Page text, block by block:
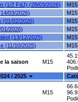
(1/2 FdJ) (28/03/2026)
M15
03/2026)
M15
(01/02/2026)
M15
2026)
M15
(13/12/2025)
M15
(11/10/2025)
M15
la saison M15
/ 2025
M15